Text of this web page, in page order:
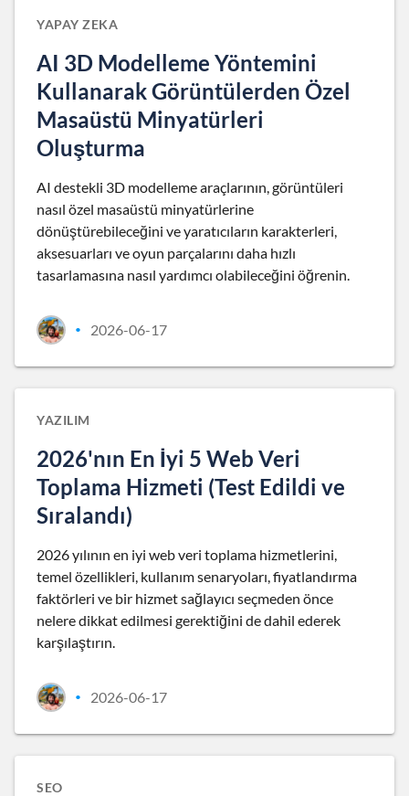
YAPAY ZEKA
AI 3D Modelleme Yöntemini
Kullanarak Görüntülerden Özel
Masaüstü Minyatürleri
Oluşturma
AI destekli 3D modelleme araçlarının, görüntüleri
nasıl özel masaüstü minyatürlerine
dönüştürebileceğini ve yaratıcıların karakterleri,
aksesuarları ve oyun parçalarını daha hızlı
tasarlamasına nasıl yardımcı olabileceğini öğrenin.
• 2026-06-17
YAZILIM
2026'nın En İyi 5 Web Veri
Toplama Hizmeti (Test Edildi ve
Sıralandı)
2026 yılının en iyi web veri toplama hizmetlerini,
temel özellikleri, kullanım senaryoları, fiyatlandırma
faktörleri ve bir hizmet sağlayıcı seçmeden önce
nelere dikkat edilmesi gerektiğini de dahil ederek
karşılaştırın.
• 2026-06-17
SEO